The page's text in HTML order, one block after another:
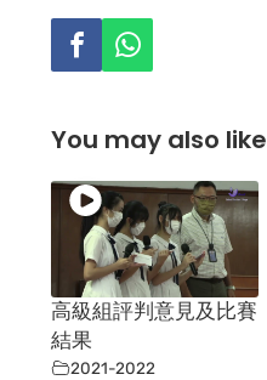
You may also like
高級組評判意見及比賽
結果
2021-2022